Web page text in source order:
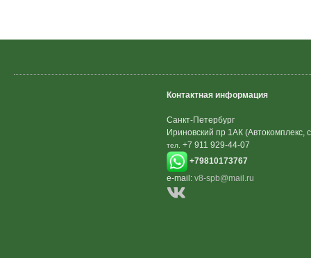
Контактная информация
Санкт-Петербург
Ириновский пр 1АК (Автокомплекс,
тел. +7 911 929-44-07
+79810173767
e-mail: v8-spb@mail.ru